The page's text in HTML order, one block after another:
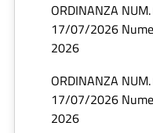
ORDINANZA
17/07/2026
2026
ORDINANZA
17/07/2026
2026